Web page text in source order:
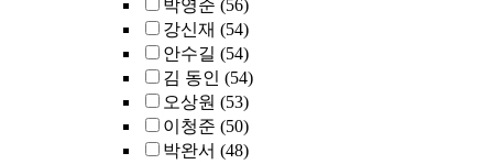
박영준 (56)
강신재 (54)
안수길 (54)
김 동인 (54)
오상원 (53)
이청준 (50)
박완서 (48)